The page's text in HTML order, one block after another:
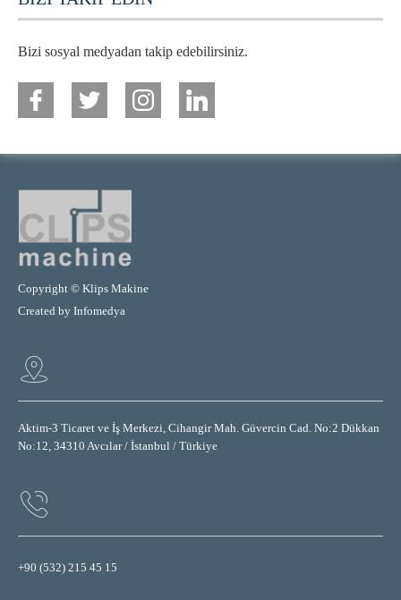
Bizi sosyal medyadan takip edebilirsiniz.
Copyright © Klips Makine
Created by Infomedya
Aktim-3 Ticaret ve İş Merkezi, Cihangir Mah. Güvercin Cad. No:2 Dükkan
No:12, 34310 Avcılar / İstanbul / Türkiye
+90 (532) 215 45 15